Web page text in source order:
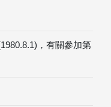
，有關參加第